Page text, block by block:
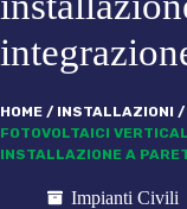
HOME / INSTALLAZIONI /
FOTOVOLTAICI
INSTALLAZIONE A
Impianti Civili